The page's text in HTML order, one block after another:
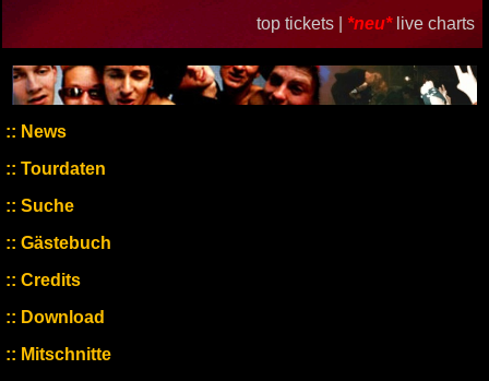
top tickets | *neu* live charts
News
Tourdaten
Suche
Gästebuch
Credits
Download
Mitschnitte